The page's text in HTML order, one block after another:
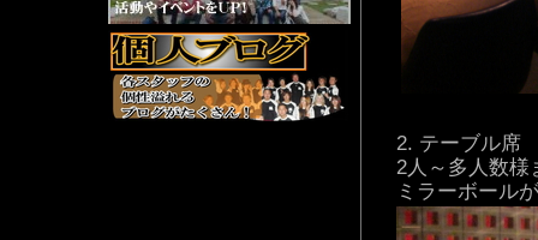
テーブル席
2人～多人数様
ミラーボール